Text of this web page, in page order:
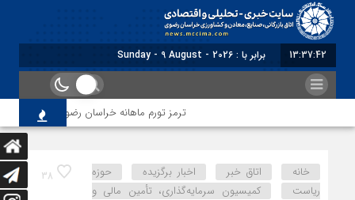
13:37:43 برابر با : Sunday - 9 August - 2026
ترمز تورم ماهانه خراسان رضوی کشیده شد؛ فشار
38 خانه اتاق خبر اخبار برگزیده
حوزه
ریاست
کمیسیون سرمایه‌گذاری، تأمین مالی و